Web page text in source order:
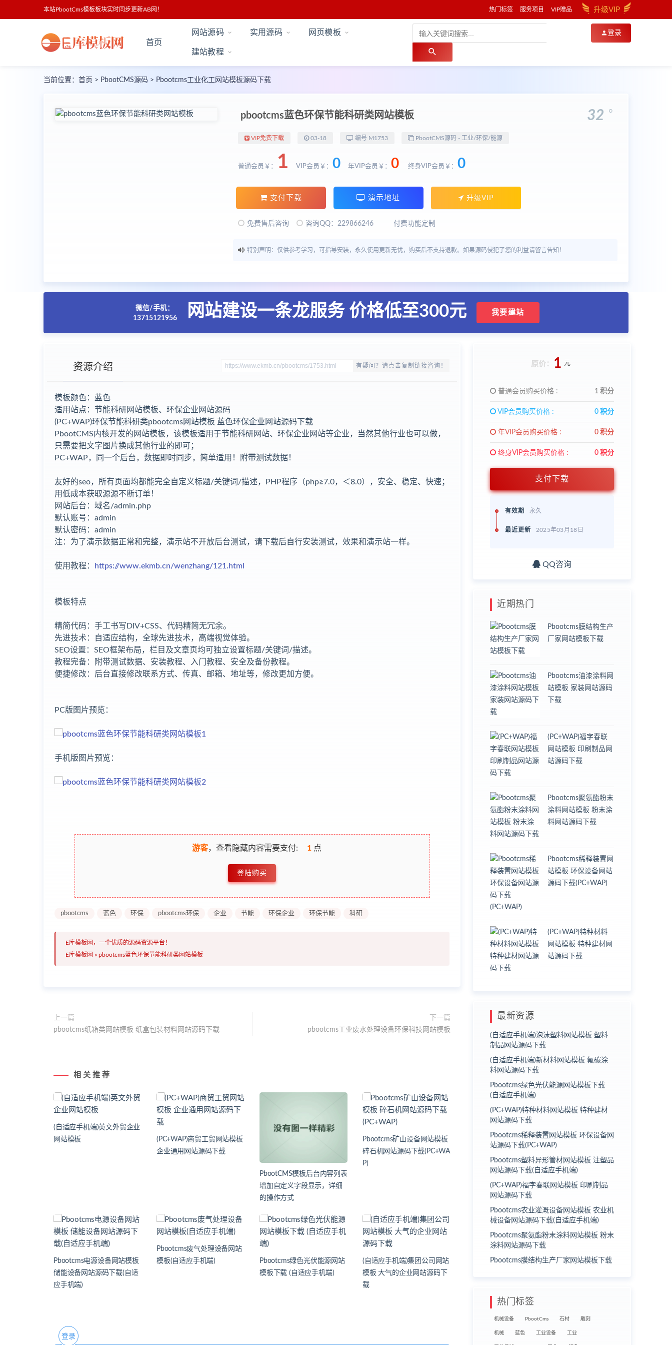
本站PbootCms模板板块实时同步更新AB网！ 热门标签 服务项目 VIP赠品 升级VIP
首页
网站源码 实用源码 网页模板
建站教程
登录
当前位置： 首页 > PbootCMS源码 > Pbootcms工业化工网站模板源码下载
pbootcms蓝色环保节能科研类网站模板 32
。
VIP免费下载 03-18 编号 M1753 PbootCMS源码 - 工业/环保/能源
普通会员￥： 1 VIP会员￥： 0 年VIP会员￥： 0 终身VIP会员￥： 0
支付下载 演示地址 升级VIP
免费售后咨询 咨询QQ：229866246 付费功能定制
特别声明：仅供参考学习，可指导安装，永久使用更新无忧，购买后不支持退款。如果源码侵犯了您的利益请留言告知！
微信/手机：
13715121956
网站建设一条龙服务 价格低至300元 我要建站
资源介绍 有疑问？请点击复制链接咨询！
模板颜色：蓝色
适用站点：节能科研网站模板、环保企业网站源码
(PC+WAP)环保节能科研类pbootcms网站模板 蓝色环保企业网站源码下载
PbootCMS内核开发的网站模板，该模板适用于节能科研网站、环保企业网站等企业，当然其他行业也可以做，
只需要把文字图片换成其他行业的即可；
PC+WAP，同一个后台，数据即时同步，简单适用！附带测试数据！
友好的seo，所有页面均都能完全自定义标题/关键词/描述，PHP程序（php≥7.0，＜8.0），安全、稳定、快速；
用低成本获取源源不断订单！
网站后台：域名/admin.php
默认账号：admin
默认密码：admin
注：为了演示数据正常和完整，演示站不开放后台测试，请下载后自行安装测试，效果和演示站一样。
使用教程： https://www.ekmb.cn/wenzhang/121.html
模板特点
精简代码：手工书写DIV+CSS、代码精简无冗余。
先进技术：自适应结构，全球先进技术，高端视觉体验。
SEO设置：SEO框架布局，栏目及文章页均可独立设置标题/关键词/描述。
教程完备：附带测试数据、安装教程、入门教程、安全及备份教程。
便捷修改：后台直接修改联系方式、传真、邮箱、地址等，修改更加方便。
PC版图片预览：
手机版图片预览：
游客，查看隐藏内容需要支付: 1点
登陆购买
pbootcms 蓝色 环保 pbootcms环保 企业 节能 环保企业 环保节能 科研
E库模板网，一个优质的源码资源平台！
E库模板网 » pbootcms蓝色环保节能科研类网站模板
上一篇
pbootcms纸箱类网站模板 纸盒包装材料网站源码下载
下一篇
pbootcms工业废水处理设备环保科技网站模板
相 关 推 荐
(自适应手机端)英文外贸企业
网站模板
(PC+WAP)商贸工贸网站模板
企业通用网站源码下载
PbootCMS模板后台内容列表
增加自定义字段显示，详细
的操作方式
Pbootcms矿山设备网站模板
碎石机网站源码下载(PC+WA
P)
Pbootcms电源设备网站模板
储能设备网站源码下载(自适
应手机端)
Pbootcms废气处理设备网站
模板(自适应手机端)
Pbootcms绿色光伏能源网站
模板下载 (自适应手机端)
(自适应手机端)集团公司网站
模板 大气的企业网站源码下
载
登录
原价： 1 元
普通会员购买价格 : 1 积分
VIP会员购买价格 : 0 积分
年VIP会员购买价格 : 0 积分
终身VIP会员购买价格 : 0 积分
支付下载
有效期 永久
最近更新 2025年03月18日
QQ咨询
近期热门
Pbootcms膜结构生产
厂家网站模板下载
Pbootcms油漆涂料网
站模板 家装网站源码
下载
(PC+WAP)福字春联
网站模板 印刷制品网
站源码下载
Pbootcms聚氨酯粉末
涂料网站模板 粉末涂
料网站源码下载
Pbootcms稀释装置网
站模板 环保设备网站
源码下载(PC+WAP)
(PC+WAP)特种材料
网站模板 特种建材网
站源码下载
最新资源
(自适应手机端)泡沫塑料网站模板 塑料
制品网站源码下载
(自适应手机端)新材料网站模板 氟碳涂
料网站源码下载
Pbootcms绿色光伏能源网站模板下载
(自适应手机端)
(PC+WAP)特种材料网站模板 特种建材
网站源码下载
Pbootcms稀释装置网站模板 环保设备网
站源码下载(PC+WAP)
Pbootcms塑料异形管材网站模板 注塑品
网站源码下载(自适应手机端)
(PC+WAP)福字春联网站模板 印刷制品
网站源码下载
Pbootcms农业灌溉设备网站模板 农业机
械设备网站源码下载(自适应手机端)
Pbootcms聚氨酯粉末涂料网站模板 粉末
涂料网站源码下载
Pbootcms膜结构生产厂家网站模板下载
热门标签
机械设备 PbootCms 石材 雕刻
机械 蓝色 工业设备 工业